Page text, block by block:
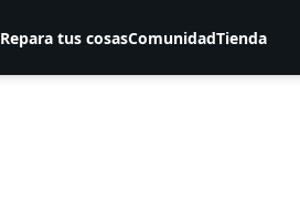
Repara tus cosasComunidadTienda